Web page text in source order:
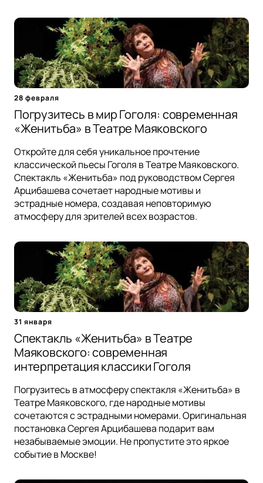
28 февраля
Погрузитесь в мир Гоголя: современная
«Женитьба» в Театре Маяковского
Откройте для себя уникальное прочтение
классической пьесы Гоголя в Театре Маяковского.
Спектакль «Женитьба» под руководством Сергея
Арцибашева сочетает народные мотивы и
эстрадные номера, создавая неповторимую
атмосферу для зрителей всех возрастов.
31 января
Спектакль «Женитьба» в Театре
Маяковского: современная
интерпретация классики Гоголя
Погрузитесь в атмосферу спектакля «Женитьба» в
Театре Маяковского, где народные мотивы
сочетаются с эстрадными номерами. Оригинальная
постановка Сергея Арцибашева подарит вам
незабываемые эмоции. Не пропустите это яркое
событие в Москве!